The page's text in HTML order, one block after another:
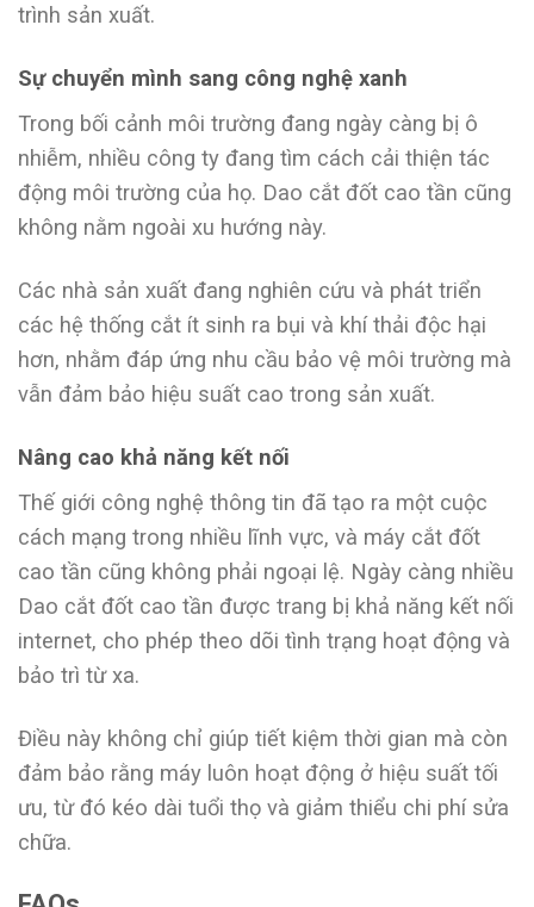
trình sản xuất.
Sự chuyển mình sang công nghệ xanh
Trong bối cảnh môi trường đang ngày càng bị ô
nhiễm, nhiều công ty đang tìm cách cải thiện tác
động môi trường của họ. Dao cắt đốt cao tần cũng
không nằm ngoài xu hướng này.
Các nhà sản xuất đang nghiên cứu và phát triển
các hệ thống cắt ít sinh ra bụi và khí thải độc hại
hơn, nhằm đáp ứng nhu cầu bảo vệ môi trường mà
vẫn đảm bảo hiệu suất cao trong sản xuất.
Nâng cao khả năng kết nối
Thế giới công nghệ thông tin đã tạo ra một cuộc
cách mạng trong nhiều lĩnh vực, và máy cắt đốt
cao tần cũng không phải ngoại lệ. Ngày càng nhiều
Dao cắt đốt cao tần được trang bị khả năng kết nối
internet, cho phép theo dõi tình trạng hoạt động và
bảo trì từ xa.
Điều này không chỉ giúp tiết kiệm thời gian mà còn
đảm bảo rằng máy luôn hoạt động ở hiệu suất tối
ưu, từ đó kéo dài tuổi thọ và giảm thiểu chi phí sửa
chữa.